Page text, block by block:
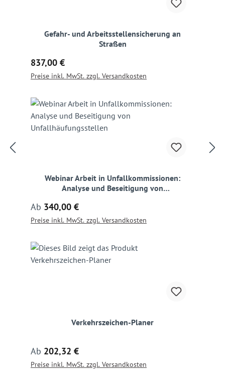
Gefahr- und Arbeitsstellensicherung an
Straßen
Regulärer Preis:
837,00 €
Preise inkl. MwSt. zzgl. Versandkosten
Webinar Arbeit in Unfallkommissionen:
Analyse und Beseitigung von
Regulärer Preis:
Ab 340,00 €
Preise inkl. MwSt. zzgl. Versandkosten
Verkehrszeichen-Planer
Regulärer Preis:
Ab 202,32 €
Preise inkl. MwSt. zzgl. Versandkosten